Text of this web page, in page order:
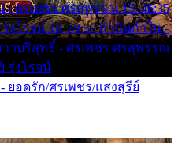
- ศรเพชร ศรสุพรรณ 15. 46:35
งโรจน์ 16. 49:57 กำนันกำใน -
าวบริสุทธิ์ - ศรเพชร ศรสุพรรณ
รุ่งโรจน์
ยอดรัก/ศรเพชร/แสงสุรีย์